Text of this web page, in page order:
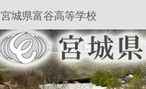
宮城県富谷高等学校